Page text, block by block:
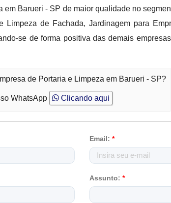
Barueri - SP de maior qualidade no
Limpeza de Fachada, Jardinagem para
se de forma positiva das demais
de Portaria e Limpeza em Barueri - SP?
WhatsApp Clicando aqui
Email: *
Assunto: *